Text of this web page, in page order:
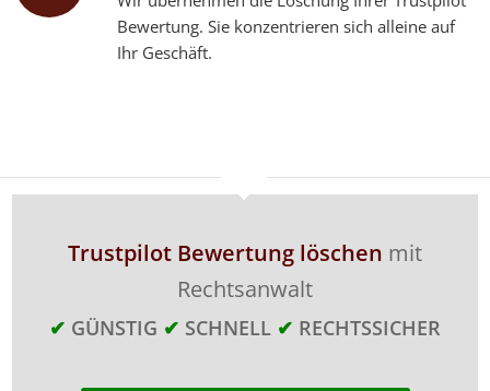
Bewertung. Sie konzentrieren sich alleine auf
Ihr Geschäft.
Trustpilot Bewertung löschen mit
Rechtsanwalt
✔ GÜNSTIG ✔ SCHNELL ✔ RECHTSSICHER